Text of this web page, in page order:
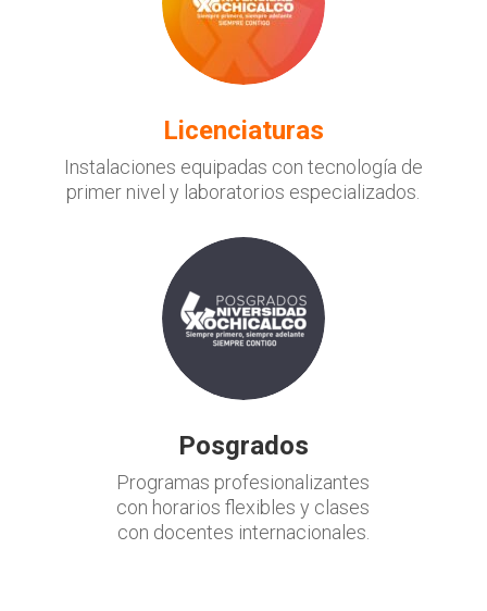
Licenciaturas
Instalaciones equipadas con tecnología de
primer nivel y laboratorios especializados.
Posgrados
Programas profesionalizantes
con horarios flexibles y clases
con docentes internacionales.